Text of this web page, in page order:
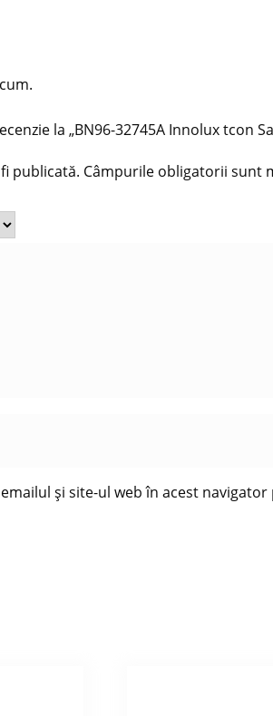
la „BN96-32745A Innolux tcon
publicată. Câmpurile obligatorii sunt
și site-ul web în acest